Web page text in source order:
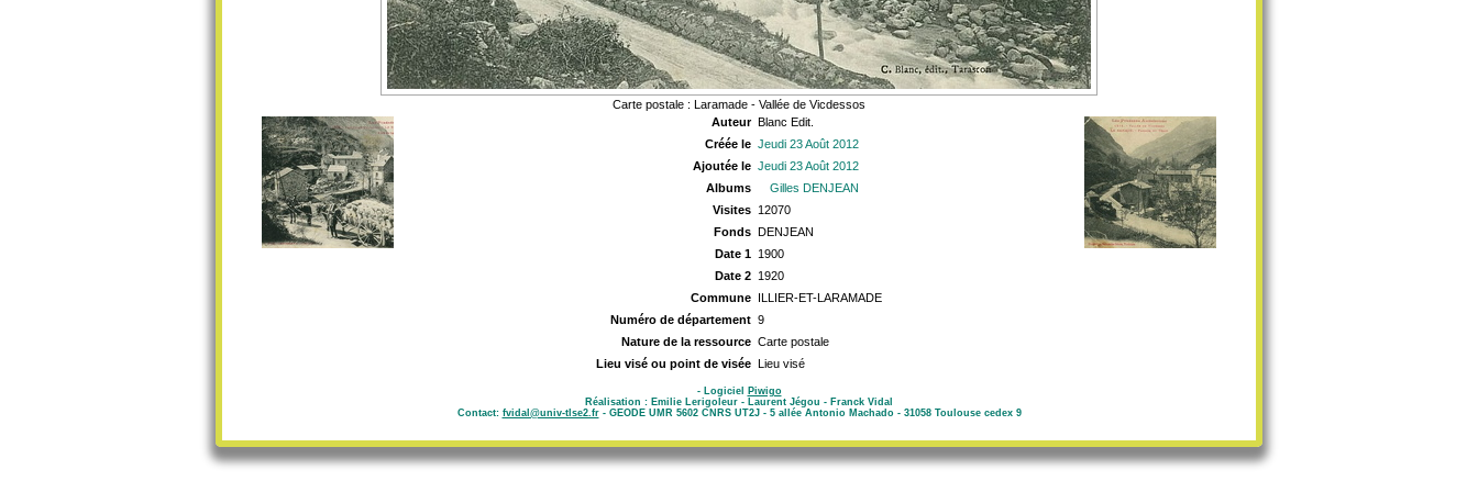
Carte postale : Laramade - Vallée de Vicdessos
Auteur Blanc Edit.
Créée le Jeudi 23 Août 2012
Ajoutée le Jeudi 23 Août 2012
Albums
Gilles DENJEAN
Visites 12070
Fonds DENJEAN
Date 1 1900
Date 2 1920
Commune ILLIER-ET-LARAMADE
Numéro de département 9
Nature de la ressource Carte postale
Lieu visé ou point de visée Lieu visé
- Logiciel
Piwigo
Réalisation : Emilie Lerigoleur - Laurent Jégou - Franck Vidal
Contact: fvidal@univ-tlse2.fr- GEODE UMR 5602 CNRS UT2J - 5 allée Antonio Machado - 31058 Toulouse cedex 9